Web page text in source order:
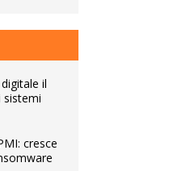
il
sistemi
cresce